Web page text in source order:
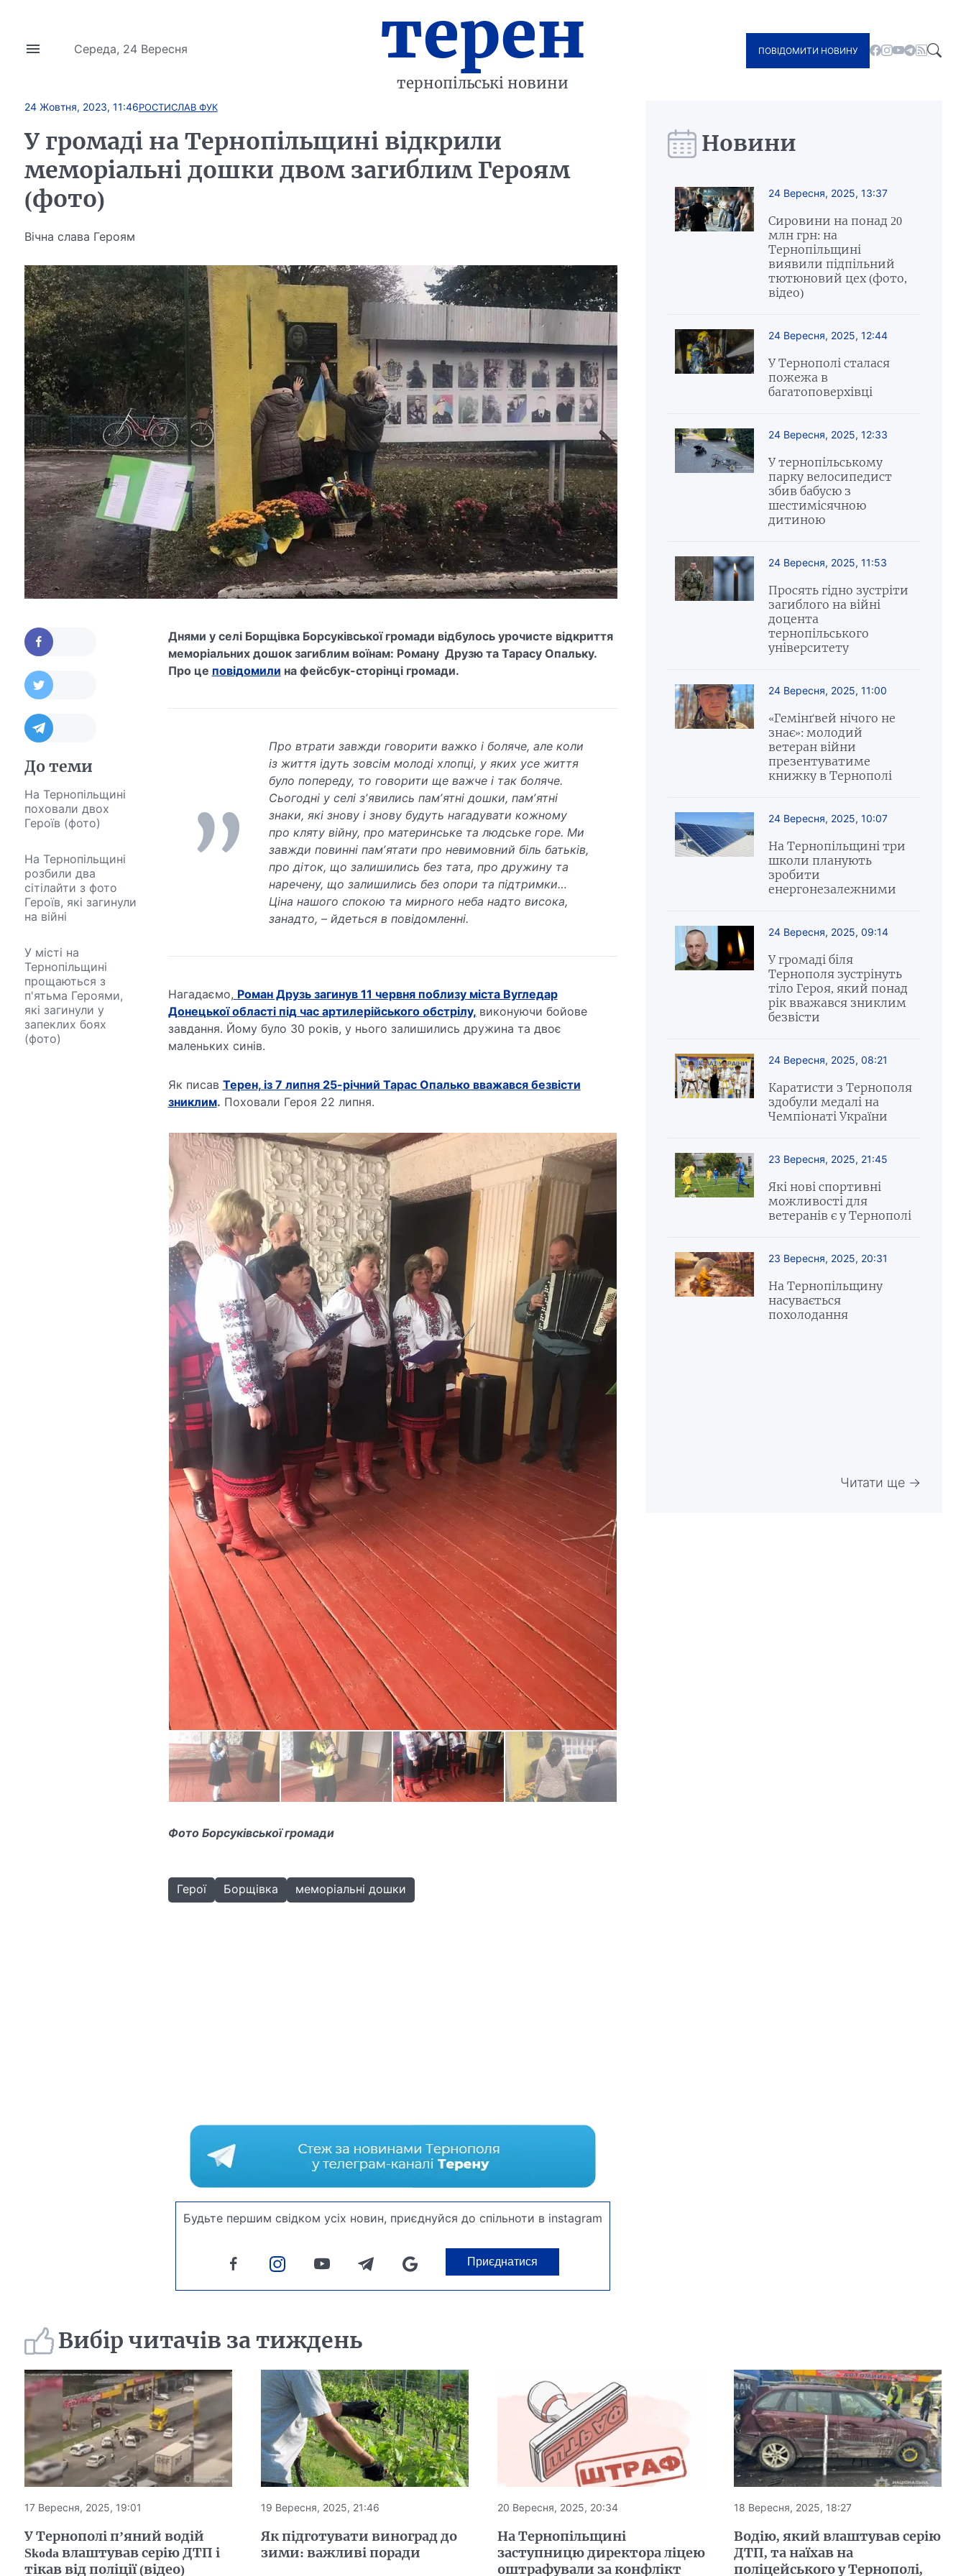
Середа, 24 Вересня терен
тернопільські новини
ПОВІДОМИТИ НОВИНУ
24 Жовтня, 2023, 11:46РОСТИСЛАВ ФУК
У громаді на Тернопільщині відкрили
меморіальні дошки двом загиблим Героям
(фото)
Вічна слава Героям
До теми
На Тернопільщині
поховали двох
Героїв (фото)
На Тернопільщині
розбили два
сітілайти з фото
Героїв, які загинули
на війні
У місті на
Тернопільщині
прощаються з
п'ятьма Героями,
які загинули у
запеклих боях
(фото)
Днями у селі Борщівка Борсуківської громади відбулось урочисте відкриття
меморіальних дошок загиблим воїнам: Роману Друзю та Тарасу Опальку.
Про це повідомили на фейсбук-сторінці громади.
Про втрати завжди говорити важко і боляче, але коли
із життя ідуть зовсім молоді хлопці, у яких усе життя
було попереду, то говорити ще важче і так боляче.
Сьогодні у селі зʼявились памʼятні дошки, памʼятні
знаки, які знову і знову будуть нагадувати кожному
про кляту війну, про материнське та людське горе. Ми
завжди повинні памʼятати про невимовний біль батьків,
про діток, що залишились без тата, про дружину та
наречену, що залишились без опори та підтримки…
Ціна нашого спокою та мирного неба надто висока,
занадто, – йдеться в повідомленні.
Нагадаємо, Роман Друзь загинув 11 червня поблизу міста Вугледар
Донецької області під час артилерійського обстрілу, виконуючи бойове
завдання. Йому було 30 років, у нього залишились дружина та двоє
маленьких синів.
Як писав Терен, із 7 липня 25-річний Тарас Опалько вважався безвісти
зниклим. Поховали Героя 22 липня.
Фото Борсуківської громади
Герої Борщівка меморіальні дошки
Будьте першим свідком усіх новин, приєднуйся до спільноти в instagram
Приєднатися
Новини
24 Вересня, 2025, 13:37
Сировини на понад 20
млн грн: на
Тернопільщині
виявили підпільний
тютюновий цех (фото,
відео)
24 Вересня, 2025, 12:44
У Тернополі сталася
пожежа в
багатоповерхівці
24 Вересня, 2025, 12:33
У тернопільському
парку велосипедист
збив бабусю з
шестимісячною
дитиною
24 Вересня, 2025, 11:53
Просять гідно зустріти
загиблого на війні
доцента
тернопільського
університету
24 Вересня, 2025, 11:00
«Гемінґвей нічого не
знає»: молодий
ветеран війни
презентуватиме
книжку в Тернополі
24 Вересня, 2025, 10:07
На Тернопільщині три
школи планують
зробити
енергонезалежними
24 Вересня, 2025, 09:14
У громаді біля
Тернополя зустрінуть
тіло Героя, який понад
рік вважався зниклим
безвісти
24 Вересня, 2025, 08:21
Каратисти з Тернополя
здобули медалі на
Чемпіонаті України
23 Вересня, 2025, 21:45
Які нові спортивні
можливості для
ветеранів є у Тернополі
23 Вересня, 2025, 20:31
На Тернопільщину
насувається
похолодання
Читати ще →
Вибір читачів за тиждень
17 Вересня, 2025, 19:01
У Тернополі п’яний водій
Skoda влаштував серію ДТП і
тікав від поліції (відео)
19 Вересня, 2025, 21:46
Як підготувати виноград до
зими: важливі поради
20 Вересня, 2025, 20:34
На Тернопільщині
заступницю директора ліцею
оштрафували за конфлікт
18 Вересня, 2025, 18:27
Водію, який влаштував серію
ДТП, та наїхав на
поліцейського у Тернополі,